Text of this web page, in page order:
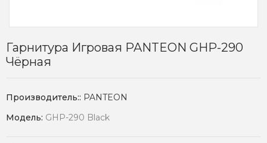
Гарнитура Игровая PANTEON GHP-290
Чёрная
Производитель:: PANTEON
Модель: GHP-290 Black